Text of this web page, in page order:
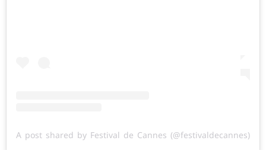
A post shared by Festival de Cannes (@festivaldecannes)